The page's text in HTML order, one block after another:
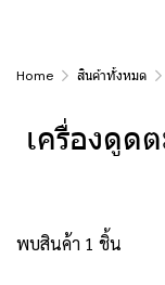
Home สินค้าทั้งหมด
เครื่องดูด
พบสินค้า 1 ชิ้น